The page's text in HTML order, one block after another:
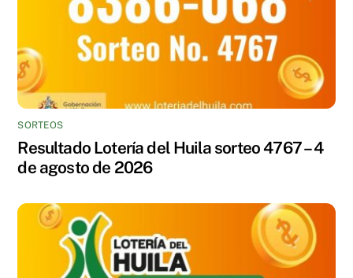
SORTEOS
Resultado Lotería del Huila sorteo 4767 – 4
de agosto de 2026